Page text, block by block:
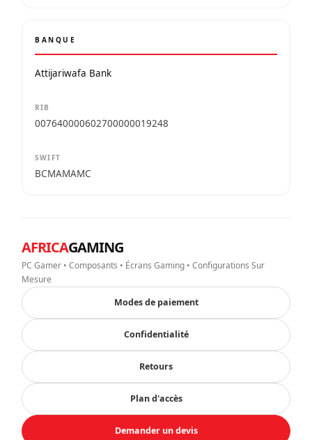
BANQUE
Attijariwafa Bank
RIB
007640000602700000019248
SWIFT
BCMAMAMC
AFRICAGAMING
PC Gamer • Composants • Écrans Gaming • Configurations Sur
Mesure
Modes de paiement
Confidentialité
Retours
Plan d'accès
Demander un devis